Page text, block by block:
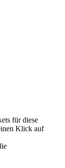
für diese
Klick auf